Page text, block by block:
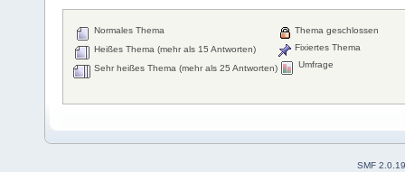
Normales Thema
Heißes Thema (mehr als 15 Antworten)
Sehr heißes Thema (mehr als 25 Antworten)
Thema geschlossen
Fixiertes Thema
Umfrage
SMF 2.0.19